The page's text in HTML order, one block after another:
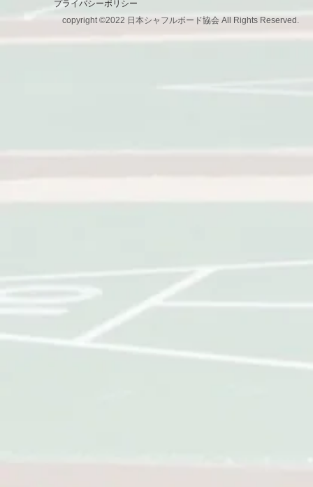
プライバシーポリシー
copyright ©2022 日本シャフルボード協会 All Rights Reserved.